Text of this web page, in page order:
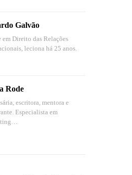
Galvão
em Direito das Relações
leciona há 25 anos.
Rode
escritora, mentora e
Especialista em